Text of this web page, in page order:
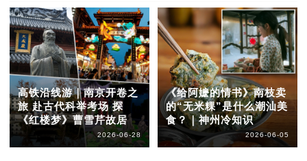
高铁沿线游｜南京开卷之
旅 赴古代科举考场 探
《红楼梦》曹雪芹故居
2026-06-28
《给阿嬷的情书》南枝卖
的“无米粿”是什么潮汕美
食？｜神州冷知识
2026-06-05